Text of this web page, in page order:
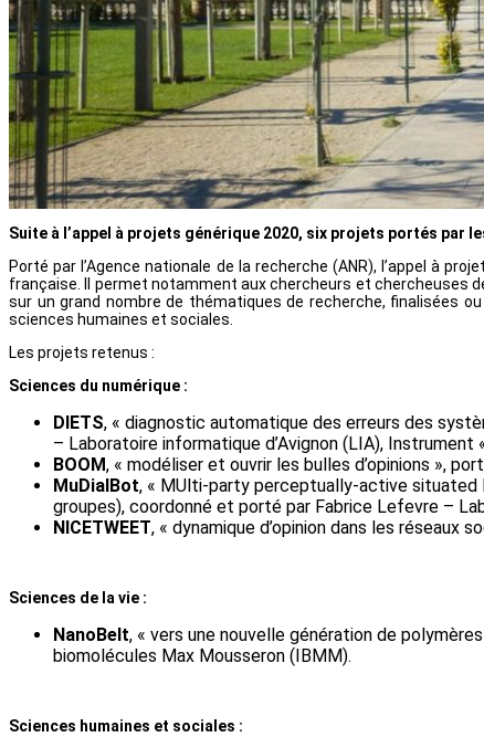
Suite à l’appel à projets générique 2020, six projets portés par
Porté par l’Agence nationale de la recherche (ANR), l’appel à
française. Il permet notamment aux chercheurs et chercheuses
sur un grand nombre de thématiques de recherche, finalisées
sciences humaines et sociales.
Les projets retenus :
Sciences du numérique :
DIETS, « diagnostic automatique des erreurs des
– Laboratoire informatique d’Avignon (LIA),
BOOM, « modéliser et ouvrir les bulles d’opinions »,
MuDialBot, « MUlti-party perceptually-active situated
groupes), coordonné et porté par Fabrice Lefevre –
NICETWEET, « dynamique d’opinion dans les réseaux
Sciences de la vie :
NanoBelt, « vers une nouvelle génération de
biomolécules Max Mousseron (IBMM).
Sciences humaines et sociales :